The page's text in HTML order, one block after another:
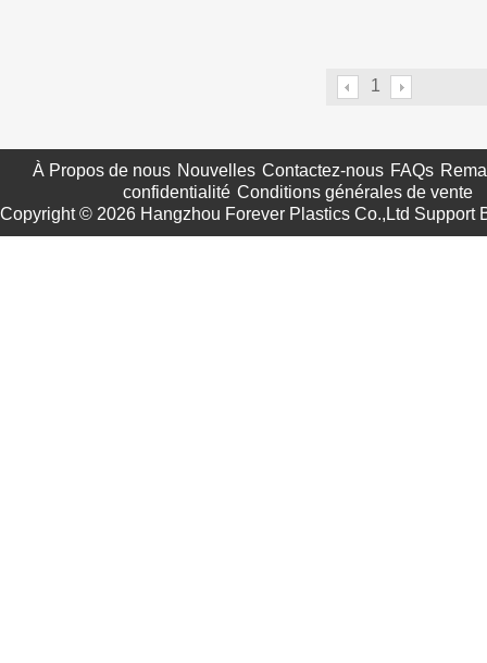
1
À Propos de nous Nouvelles Contactez-nous FAQs
confidentialité Conditions générales de vente
Copyright © 2026 Hangzhou Forever Plastics Co.,Ltd Support